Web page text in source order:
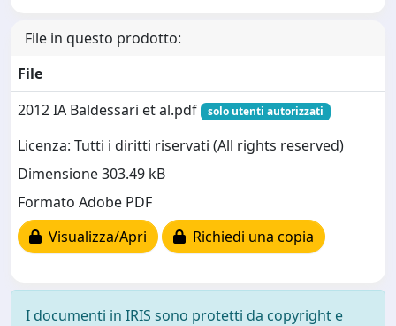
File in questo prodotto:
File
2012 IA Baldessari et al.pdf
solo utenti autorizzati
Licenza: Tutti i diritti riservati (All rights reserved)
Dimensione 303.49 kB
Formato Adobe PDF
Visualizza/Apri
Richiedi una copia
I documenti in IRIS sono protetti da copyright e